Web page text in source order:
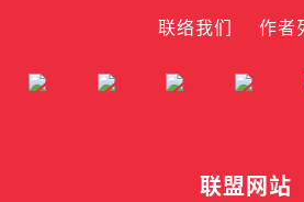
联络我们
作者
联盟网站